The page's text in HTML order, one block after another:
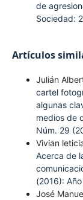
de
Sociedad:
Artículos
Julián
cartel
algunas
medios de
Núm. 29
Vivian
Acerca de
(2016):
José